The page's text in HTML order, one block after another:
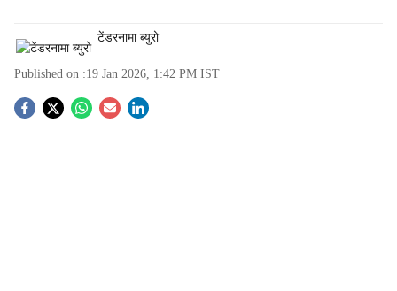
टेंडरनामा ब्युरो
Published on :19 Jan 2026, 1:42 PM IST
S